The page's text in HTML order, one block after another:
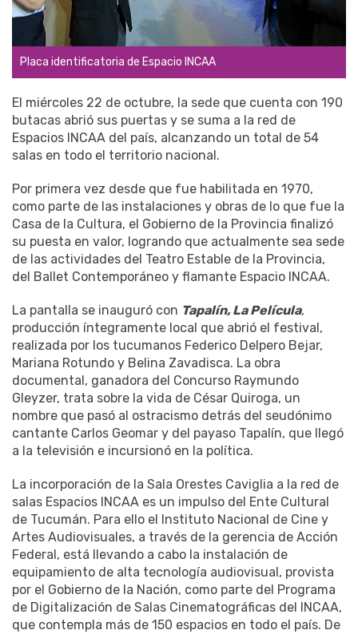
Placa identificatoria de Espacio INCAA
El miércoles 22 de octubre, la sede que cuenta con 190
butacas abrió sus puertas y se suma a la red de
Espacios INCAA del país, alcanzando un total de 54
salas en todo el territorio nacional.
Por primera vez desde que fue habilitada en 1970,
como parte de las instalaciones y obras de lo que fue la
Casa de la Cultura, el Gobierno de la Provincia finalizó
su puesta en valor, logrando que actualmente sea sede
de las actividades del Teatro Estable de la Provincia,
del Ballet Contemporáneo y flamante Espacio INCAA.
La pantalla se inauguró con Tapalín, La Película,
producción íntegramente local que abrió el festival,
realizada por los tucumanos Federico Delpero Bejar,
Mariana Rotundo y Belina Zavadisca. La obra
documental, ganadora del Concurso Raymundo
Gleyzer, trata sobre la vida de César Quiroga, un
nombre que pasó al ostracismo detrás del seudónimo
cantante Carlos Geomar y del payaso Tapalín, que llegó
a la televisión e incursionó en la política.
La incorporación de la Sala Orestes Caviglia a la red de
salas Espacios INCAA es un impulso del Ente Cultural
de Tucumán. Para ello el Instituto Nacional de Cine y
Artes Audiovisuales, a través de la gerencia de Acción
Federal, está llevando a cabo la instalación de
equipamiento de alta tecnología audiovisual, provista
por el Gobierno de la Nación, como parte del Programa
de Digitalización de Salas Cinematográficas del INCAA,
que contempla más de 150 espacios en todo el país. De